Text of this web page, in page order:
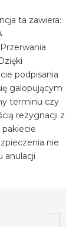
ta zawiera:
podpisania
galopującym
terminu czy
rezygnacji z
nie
anulacji